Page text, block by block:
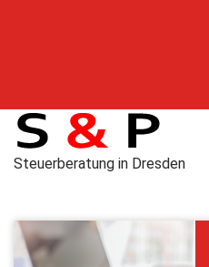
Steuerberatung in Dresden